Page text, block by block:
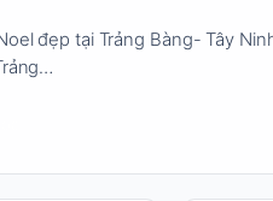
đẹp tại Trảng Bàng- Tây